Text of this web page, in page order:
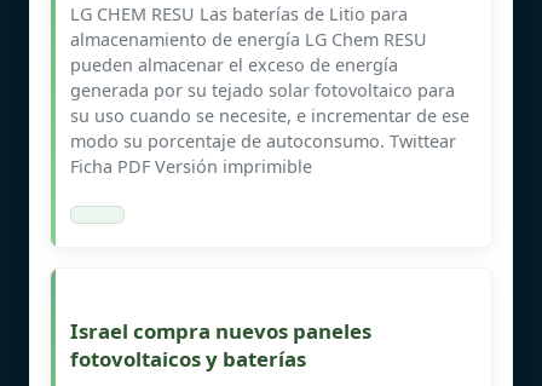
LG CHEM RESU Las baterías de Litio para
almacenamiento de energía LG Chem RESU
pueden almacenar el exceso de energía
generada por su tejado solar fotovoltaico para
su uso cuando se necesite, e incrementar de ese
modo su porcentaje de autoconsumo. Twittear
Ficha PDF Versión imprimible
Israel compra nuevos paneles
fotovoltaicos y baterías